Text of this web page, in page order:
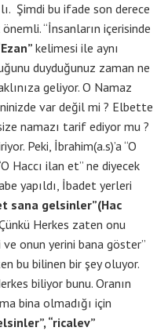
lı. Şimdi bu ifade son derece
“İnsanların içerisinde
kelimesi ile aynı
duyduğunuz zaman ne
geliyor. O Namaz
var değil mi ? Elbette
namazı tarif ediyor mu ?
Peki, İbrahim(a.s)’a “O
Haccı ilan et” ne diyecek
yapıldı, İbadet yerleri
sana gelsinler”(Hac
Herkes zaten onu
onun yerini bana göster”
bu bilinen bir şey oluyor.
biliyor bunu. Oranın
bina olmadığı için
“ricalev”